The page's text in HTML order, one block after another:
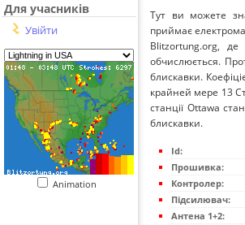
Для учасників
Увійти
Animation
Тут ви можете
приймає
Blitzortung.org,
обчислюється.
блискавки.
крайней мере 13
станції Ottawa
блискавки.
Id:
Прошивка:
Контролер:
Підсилювач:
Антена 1+2: